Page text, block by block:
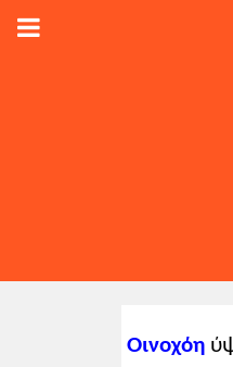
Οινοχόη